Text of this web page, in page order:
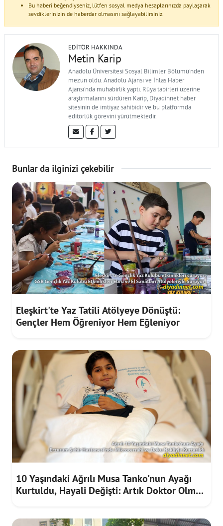
Bu haberi beğendiyseniz, lütfen sosyal medya hesaplarınızda paylaşarak
sevdiklerinizin de haberdar olmasını sağlayabilirsiniz.
EDITÖR HAKKINDA
Metin Karip
Anadolu Üniversitesi Sosyal Bilimler Bölümü'nden
mezun oldu. Anadolu Ajansı ve İhlas Haber
Ajansı'nda muhabirlik yaptı. Rüya tabirleri üzerine
araştırmalarını sürdüren Karip, Diyadinnet haber
sitesinin de imtiyaz sahibidir ve bu platformda
editörlük görevini yürütmektedir.
Bunlar da ilginizi çekebilir
Eleşkirt'te Yaz Tatili Atölyeye Dönüştü:
Gençler Hem Öğreniyor Hem Eğleniyor
10 Yaşındaki Ağrılı Musa Tanko'nun Ayağı
Kurtuldu, Hayali Değişti: Artık Doktor Olmak